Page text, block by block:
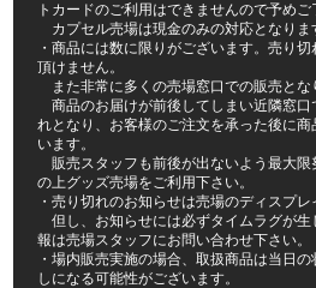
トカードのご利用はできませんので予めご
カプセル売場は現金のみの対応となりま
・商品には数に限りがございます。売り
頂けません。
また非常に多くの売場窓口での販売とな
商品のお届けが前後してしまい近隣窓口
れとなり、お客様のご注文を承った後に
います。
販売スタッフも前後が出ないよう最大限
の上グッズ売場をご利用下さい。
・売り切れのお知らせは売場のディスプレ
但し、お知らせには必ずタイムラグが生
報は売場スタッフにお問い合わせ下さい。
・場内販売実施の場合、取扱商品は当日
しになる可能性がございます。